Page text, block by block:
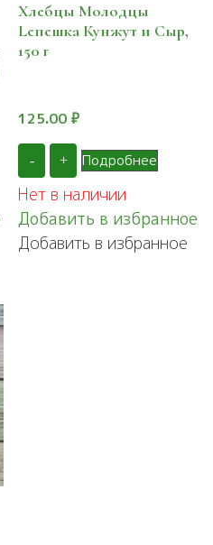
Хлебцы Молодцы
Lепешка Кунжут и Сыр,
150 г
125.00₽
- + Подробнее
Нет в наличии
Добавить в избранное
Добавить в избранное